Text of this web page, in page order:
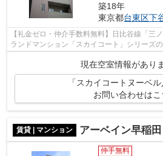
築18年
東京都台東区下
【礼金ゼロ・仲介手数料無料】日比谷線「三
ランドマンション「スカイコート」シリーズ
わせください。
現在空室情報があり
「スカイコートヌーベ
お問い合わせはこ
賃貸 | マンション アーベイン早稲田
仲手無料